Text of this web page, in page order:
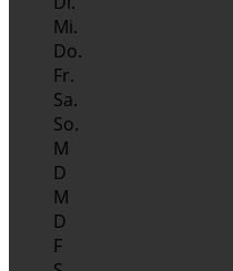
Mi.
Do.
Fr.
Sa.
So.
M
D
M
D
F